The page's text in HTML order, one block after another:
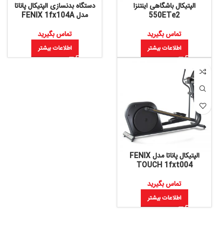
الپتیکال باشگاهی اینتنزا
550ETe2
تماس بگیرید
اطلاعات بیشتر
دستگاه بدنسازی الپتیکال پاناتا
مدل FENIX 1fx104A
تماس بگیرید
اطلاعات بیشتر
الپتیکال پاناتا مدل FENIX
TOUCH 1fxt004
تماس بگیرید
اطلاعات بیشتر